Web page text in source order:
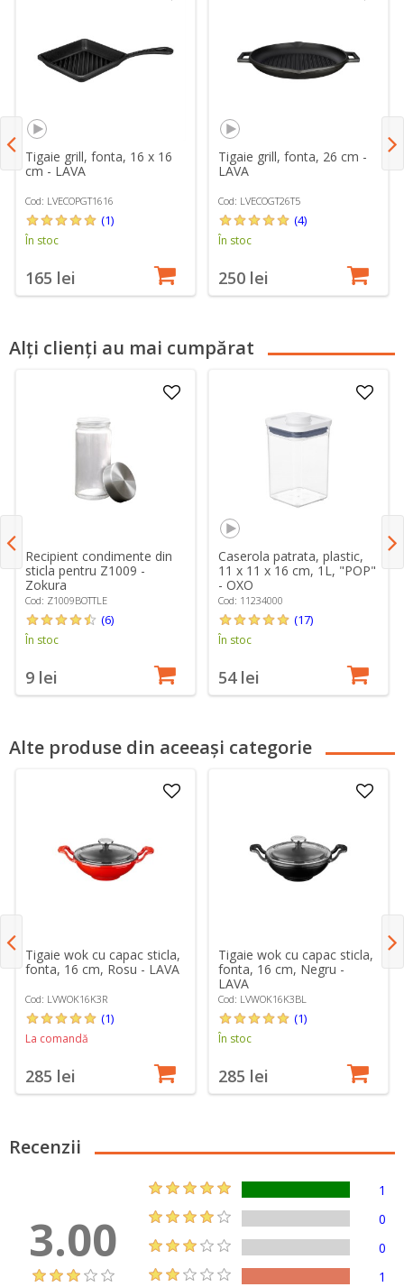
Tigaie grill, fonta, 16 x 16
cm - LAVA
Cod: LVECOPGT1616
(1)
În stoc
165 lei
Tigaie grill, fonta, 26 cm -
LAVA
Cod: LVECOGT26T5
(4)
În stoc
250 lei
Alți clienți au mai cumpărat
Recipient condimente din
sticla pentru Z1009 -
Zokura
Cod: Z1009BOTTLE
(6)
În stoc
9 lei
Caserola patrata, plastic,
11 x 11 x 16 cm, 1L, "POP"
- OXO
Cod: 11234000
(17)
În stoc
54 lei
Alte produse din aceeași categorie
Tigaie wok cu capac sticla,
fonta, 16 cm, Rosu - LAVA
Cod: LVWOK16K3R
(1)
La comandă
285 lei
Tigaie wok cu capac sticla,
fonta, 16 cm, Negru -
LAVA
Cod: LVWOK16K3BL
(1)
În stoc
285 lei
Recenzii
3.00
1
0
0
1